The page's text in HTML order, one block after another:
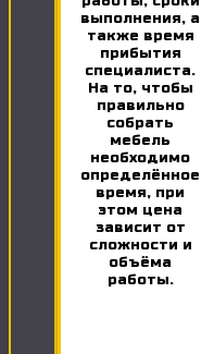
выполнения, а
также время
прибытия
специалиста.
На то, чтобы
правильно
собрать
мебель
необходимо
определённое
время, при
этом цена
зависит от
сложности и
объёма
работы.